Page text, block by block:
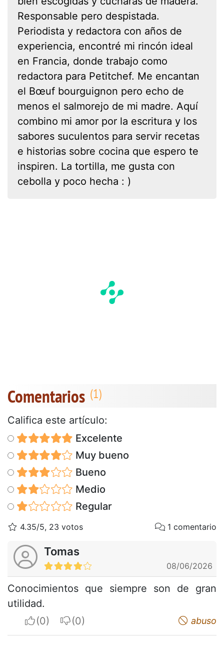
Responsable pero despistada.
Periodista y redactora con años de
experiencia, encontré mi rincón ideal
en Francia, donde trabajo como
redactora para Petitchef. Me encantan
el Bœuf bourguignon pero echo de
menos el salmorejo de mi madre. Aquí
combino mi amor por la escritura y los
sabores suculentos para servir recetas
e historias sobre cocina que espero te
inspiren. La tortilla, me gusta con
cebolla y poco hecha : )
Comentarios
Califica este artículo:
Excelente
Muy bueno
Bueno
Medio
Regular
4.35/5, 23 votos 1 comentario
Tomas
08/06/2026
Conocimientos que siempre son de gran
utilidad.
I apreciateI do not appreciate abuso